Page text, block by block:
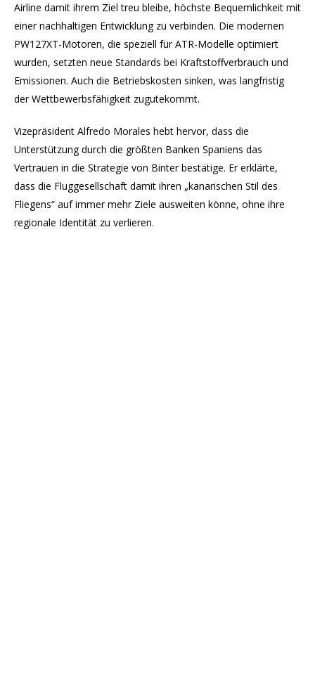
Airline damit ihrem Ziel treu bleibe, höchste Bequemlichkeit mit
einer nachhaltigen Entwicklung zu verbinden. Die modernen
PW127XT-Motoren, die speziell für ATR-Modelle optimiert
wurden, setzten neue Standards bei Kraftstoffverbrauch und
Emissionen. Auch die Betriebskosten sinken, was langfristig
der Wettbewerbsfähigkeit zugutekommt.
Vizepräsident Alfredo Morales hebt hervor, dass die
Unterstützung durch die größten Banken Spaniens das
Vertrauen in die Strategie von Binter bestätige. Er erklärte,
dass die Fluggesellschaft damit ihren „kanarischen Stil des
Fliegens“ auf immer mehr Ziele ausweiten könne, ohne ihre
regionale Identität zu verlieren.